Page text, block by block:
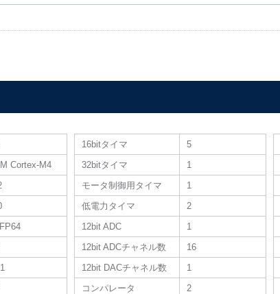
Cortex-M4
16bitタイマ
5
32bitタイマ
1
モータ制御用タイマ
1
低電力タイマ
2
12bit ADC
1
12bit ADCチャネル数
16
12bit DACチャネル数
1
コンパレータ
2